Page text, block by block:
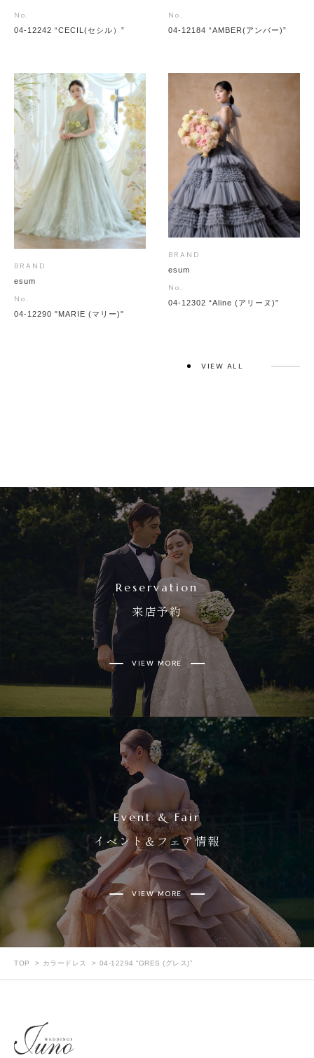
No.
04-12242 “CECIL(セシル）”
No.
04-12184 “AMBER(アンバー)”
BRAND
esum
No.
04-12290 "MARIE (マリー)"
BRAND
esum
No.
04-12302 “Aline (アリーヌ)”
VIEW ALL
Reservation
来店予約
VIEW MORE
Event & Fair
イベント＆フェア情報
VIEW MORE
TOP カラードレス 04-12294 “GRES (グレス)”